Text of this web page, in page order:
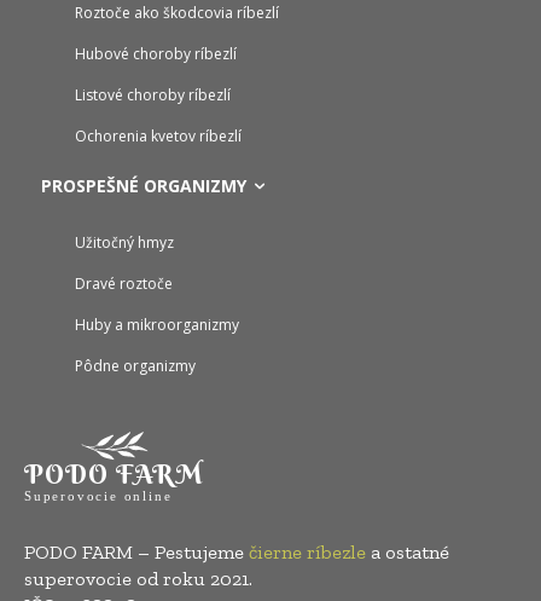
Roztoče ako škodcovia ríbezlí
Hubové choroby ríbezlí
Listové choroby ríbezlí
Ochorenia kvetov ríbezlí
PROSPEŠNÉ ORGANIZMY
Užitočný hmyz
Dravé roztoče
Huby a mikroorganizmy
Pôdne organizmy
PODO FARM
Superovocie online
PODO FARM – Pestujeme čierne ríbezle a ostatné
superovocie od roku 2021.